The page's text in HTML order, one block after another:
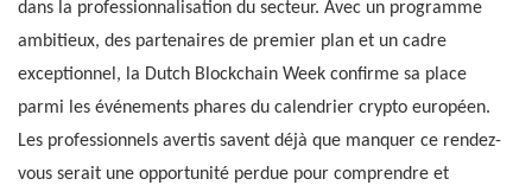
dans la professionnalisation du secteur. Avec un programme
ambitieux, des partenaires de premier plan et un cadre
exceptionnel, la Dutch Blockchain Week confirme sa place
parmi les événements phares du calendrier crypto européen.
Les professionnels avertis savent déjà que manquer ce rendez-
vous serait une opportunité perdue pour comprendre et